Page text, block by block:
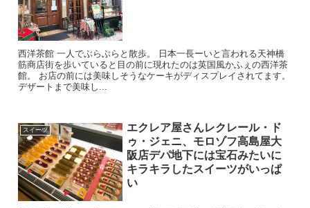
西洋茶館 一人でぶらぶらと散歩。 日本一長ーいと言われる天神橋
筋商店街を歩いていると目の前に現れたのは英国風かふぇの西洋茶
館。 お店の前には美味しそうなケーキがディスプレイされてます。
デザートまで美味し...
スイーツ
エクレア屋さんレクレール・ド
ゥ・ジェニ、モロゾフ高島屋大
阪店デパ地下には宝石みたいに
キラキラしたスイーツがいっぱ
い